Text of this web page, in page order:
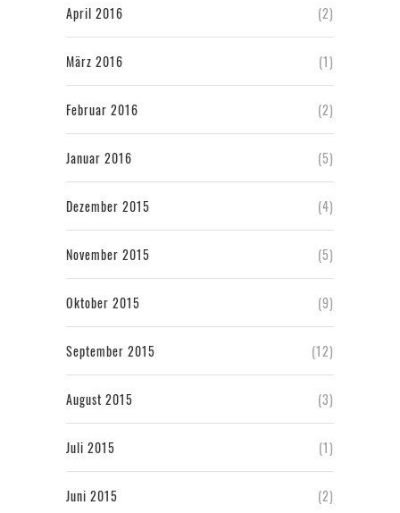
April 2016 (2)
März 2016 (1)
Februar 2016 (2)
Januar 2016 (5)
Dezember 2015 (4)
November 2015 (5)
Oktober 2015 (9)
September 2015 (12)
August 2015 (3)
Juli 2015 (1)
Juni 2015 (2)